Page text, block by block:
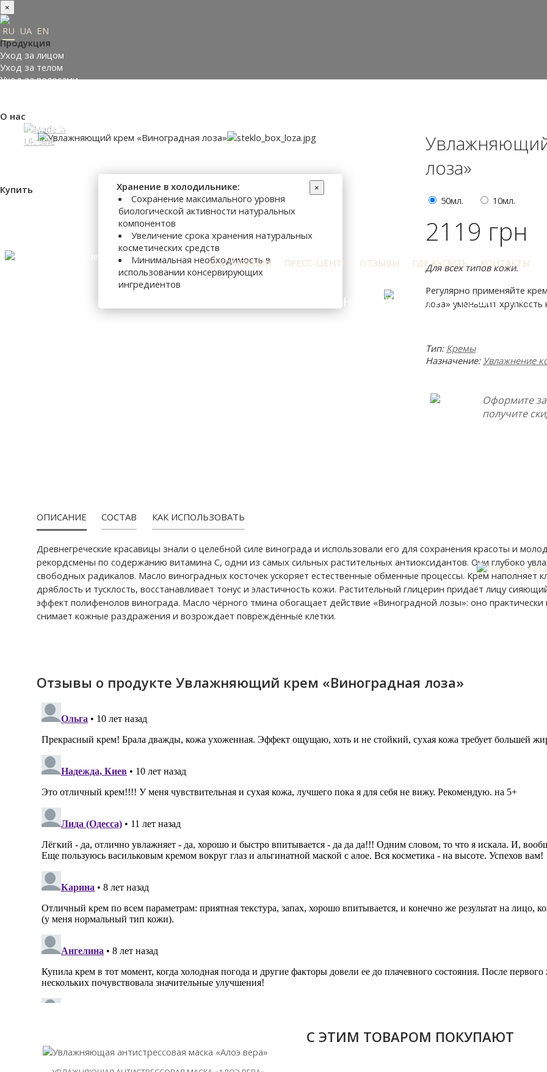
×
RU UA EN
Продукция
Уход за лицом
Уход за телом
Уход за волосами
О нас
Made in Ukraine
О компании
Купить
О КОМПАНИИ
ПРЕСС-ЦЕНТР ОТЗЫВЫ ГДЕ КУПИТЬ КОНТАКТЫ
ИНГРЕДИЕНТЫ ПОДОБРАТЬ КОСМЕТИКУ
×
Хранение в холодильнике:
Сохранение максимального уровня
биологической активности натуральных
компонентов
Увеличение срока хранения натуральных
косметических средств
Минимальная необходимость в
использовании консервирующих
ингредиентов
лоза»
50мл. 10мл.
2119 грн
Для всех типов кожи.
Регулярно применяйте
лоза» уменьшит хрупкость
Тип: Кремы
Назначение:Увлажнение
Оформите
получите
ОПИСАНИЕ СОСТАВ КАК ИСПОЛЬЗОВАТЬ
Древнегреческие красавицы знали о целебной силе винограда и использовали его для сохранения красоты и
рекордсмены по содержанию витамина С, одни из самых сильных растительных антиоксидантов. Они глубоко
свободных радикалов. Масло виноградных косточек ускоряет естественные обменные процессы. Крем
дряблость и тусклость, восстанавливает тонус и эластичность кожи. Растительный глицерин придаёт лицу
эффект полифенолов винограда. Масло чёрного тмина обогащает действие «Виноградной лозы»: оно
снимает кожные раздражения и возрождает повреждённые клетки.
Отзывы о продукте Увлажняющий крем «Виноградная лоза»
С ЭТИМ ТОВАРОМ ПОКУПАЮТ